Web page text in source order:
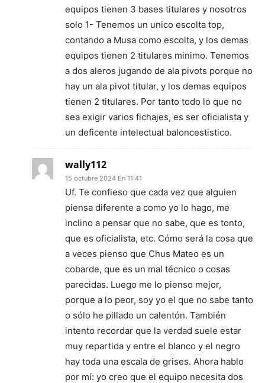
equipos tienen 3 bases titulares y nosotros
solo 1- Tenemos un unico escolta top,
contando a Musa como escolta, y los demas
equipos tienen 2 titulares minimo. Tenemos
a dos aleros jugando de ala pivots porque no
hay un ala pivot titular, y los demas equipos
tienen 2 titulares. Por tanto todo lo que no
sea exigir varios fichajes, es ser oficialista y
un deficente intelectual baloncestistico.
wally112
15 octubre 2024 En 11:41
Uf. Te confieso que cada vez que alguien
piensa diferente a como yo lo hago, me
inclino a pensar que no sabe, que es tonto,
que es oficialista, etc. Cómo será la cosa que
a veces pienso que Chus Mateo es un
cobarde, que es un mal técnico o cosas
parecidas. Luego me lo pienso mejor,
porque a lo peor, soy yo el que no sabe tanto
o sólo he pillado un calentón. También
intento recordar que la verdad suele estar
muy repartida y entre el blanco y el negro
hay toda una escala de grises. Ahora hablo
por mí: yo creo que el equipo necesita dos